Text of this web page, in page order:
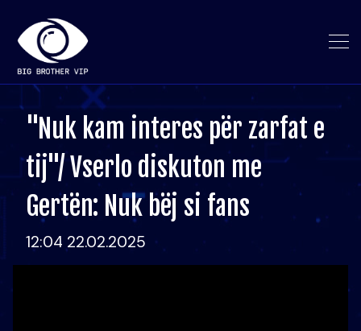
"Nuk kam interes për zarfat e
tij"/ Vserlo diskuton me
Gertën: Nuk bëj si fans
12:04 22.02.2025